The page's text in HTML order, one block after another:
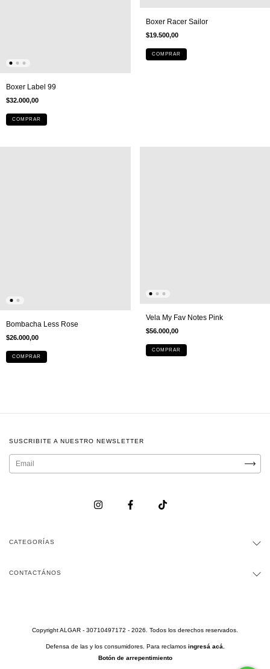
Boxer Label 99
$32.000,00
COMPRAR
Boxer Racer Sailor
$19.500,00
COMPRAR
Bombacha Less Rose
$26.000,00
COMPRAR
Vela My Fav Notes Pink
$56.000,00
COMPRAR
SUSCRIBITE A NUESTRO NEWSLETTER
CATEGORÍAS
CONTACTÁNOS
Copyright ALGAR - 30710497172 - 2026. Todos los derechos reservados.
Defensa de las y los consumidores. Para reclamos ingresá acá.
Botón de arrepentimiento